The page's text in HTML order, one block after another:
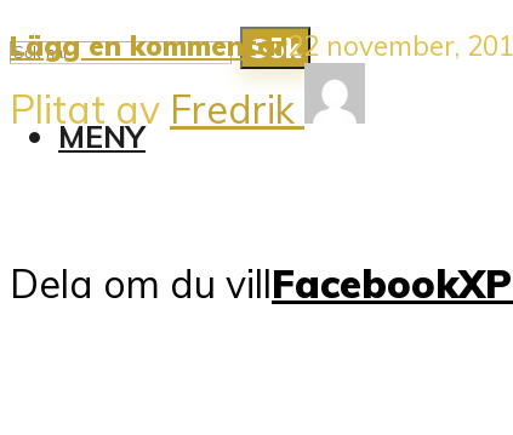
Sök
MENY
Lägg en kommentar22 november,
Plitat av Fredrik
Dela om du villFacebookX